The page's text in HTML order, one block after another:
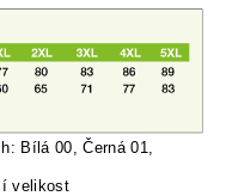
Bílá 00, Černá 01,
velikost